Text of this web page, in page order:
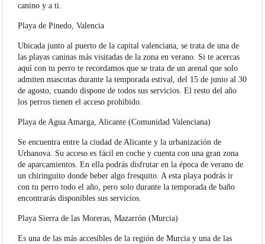
canino y a ti.
Playa de Pinedo, Valencia
Ubicada junto al puerto de la capital valenciana, se trata de una de
las playas caninas más visitadas de la zona en verano. Si te acercas
aquí con tu perro te recordamos que se trata de un arenal que solo
admiten mascotas durante la temporada estival, del 15 de junio al 30
de agosto, cuando dispone de todos sus servicios. El resto del año
los perros tienen el acceso prohibido.
Playa de Agua Amarga, Alicante (Comunidad Valenciana)
Se encuentra entre la ciudad de Alicante y la urbanización de
Urbanova. Su acceso es fácil en coche y cuenta con una gran zona
de aparcamientos. En ella podrás disfrutar en la época de verano de
un chiringuito donde beber algo fresquito. A esta playa podrás ir
con tu perro todo el año, pero solo durante la temporada de baño
encontrarás disponibles sus servicios.
Playa Sierra de las Moreras, Mazarrón (Murcia)
Es una de las más accesibles de la región de Murcia y una de las